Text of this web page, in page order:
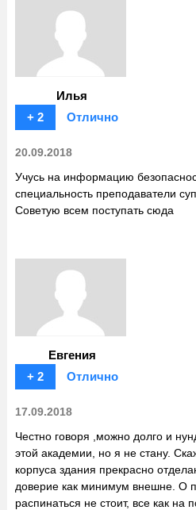
Илья
+ 2
Отлично
20.09.2018
Учусь на информацию
специальность преподаватели
Советую всем поступать сюда
Евгения
+ 2
Отлично
17.09.2018
Честно говоря ,можно долго и
этой академии, но я не стану.
корпуса здания прекрасно
доверие как минимум внешне. О
распинаться не стоит, все как на